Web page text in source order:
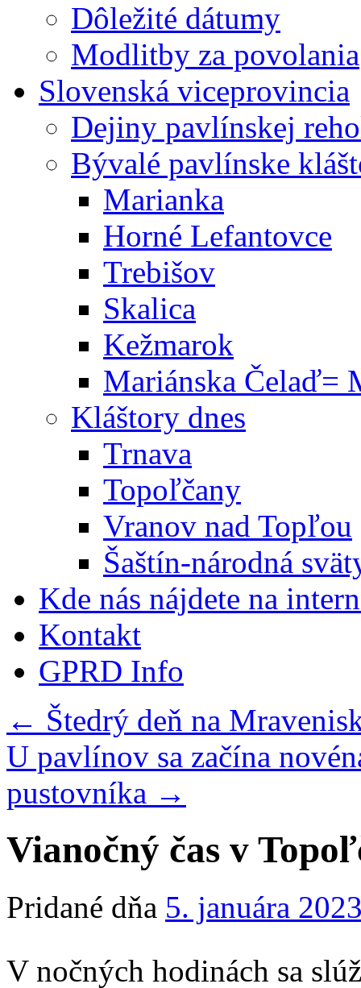
Dôležité dátumy
Modlitby za povolania
Slovenská viceprovincia
Dejiny pavlínskej
Bývalé pavlínske
Marianka
Horné Lefantovce
Trebišov
Skalica
Kežmarok
Mariánska Čelaď=
Kláštory dnes
Trnava
Topoľčany
Vranov nad Topľou
Šaštín-národná
Kde nás nájdete na
Kontakt
GPRD Info
← Štedrý deň na
U pavlínov sa začína
pustovníka →
Vianočný čas v
Pridané dňa 5. januára
V nočných hodinách sa